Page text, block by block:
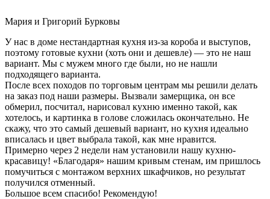
Мария и Григорий Бурковы
У нас в доме нестандартная кухня из-за короба и выступов,
поэтому готовые кухни (хоть они и дешевле) — это не наш
вариант. Мы с мужем много где были, но не нашли
подходящего варианта.
После всех походов по торговым центрам мы решили делать
на заказ под наши размеры. Вызвали замерщика, он все
обмерил, посчитал, нарисовал кухню именно такой, как
хотелось, и картинка в голове сложилась окончательно. Не
скажу, что это самый дешевый вариант, но кухня идеально
вписалась и цвет выбрала такой, как мне нравится.
Примерно через 2 недели нам установили нашу кухню-
красавицу! «Благодаря» нашим кривым стенам, им пришлось
помучиться с монтажом верхних шкафчиков, но результат
получился отменный.
Большое всем спасибо! Рекомендую!